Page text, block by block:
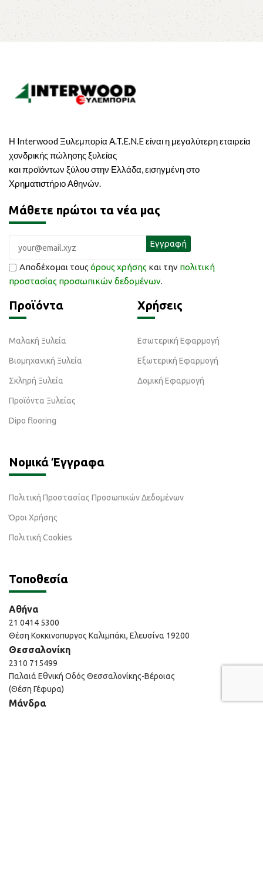
Η Interwood Ξυλεμπορία A.T.E.N.E είναι η μεγαλύτερη εταιρεία
χονδρικής πώλησης ξυλείας
και προϊόντων ξύλου στην Ελλάδα, εισηγμένη στο
Χρηματιστήριο Αθηνών.
Μάθετε πρώτοι τα νέα μας
Αποδέχομαι τους όρους χρήσης και την πολιτική
προστασίας προσωπικών δεδομένων.
Προϊόντα
Μαλακή Ξυλεία
Βιομηχανική Ξυλεία
Σκληρή Ξυλεία
Προϊόντα Ξυλείας
Dipo flooring
Χρήσεις
Εσωτερική Εφαρμογή
Εξωτερική Εφαρμογή
Δομική Εφαρμογή
Νομικά Έγγραφα
Πολιτική Προστασίας Προσωπικών Δεδομένων
Όροι Χρήσης
Πολιτική Cookies
Τοποθεσία
Αθήνα
21 0414 5300
Θέση Κοκκινοπυργος Καλιμπάκι, Ελευσίνα 19200
Θεσσαλονίκη
2310 715499
Παλαιά Εθνική Οδός Θεσσαλονίκης-Βέροιας
(Θέση Γέφυρα)
Μάνδρα